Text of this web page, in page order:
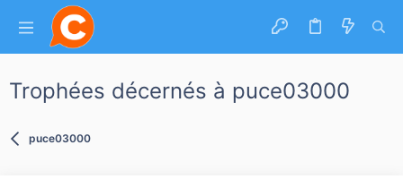
Trophées décernés à puce03000
puce03000